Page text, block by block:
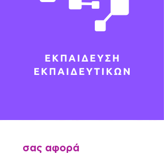
σας αφορά